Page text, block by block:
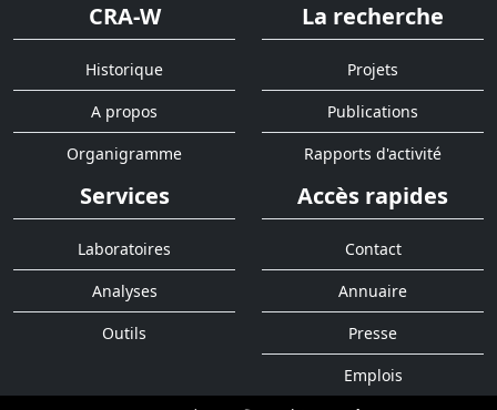
CRA-W
Historique
A propos
Organigramme
La recherche
Projets
Publications
Rapports d'activité
Services
Laboratoires
Analyses
Outils
Accès rapides
Contact
Annuaire
Presse
Emplois